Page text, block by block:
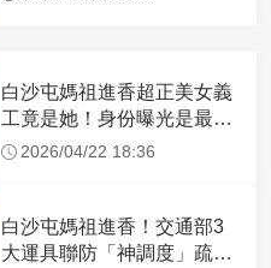
白沙屯媽祖進香超正美女義
工竟是她！身份曝光是最美
禮生 一輩子不結婚
2026/04/22 18:36
白沙屯媽祖進香！交通部3
大運具聯防「神調度」疏運